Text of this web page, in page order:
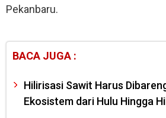
Pekanbaru.
BACA JUGA :
Hilirisasi Sawit Harus
Ekosistem dari Hulu Hingga